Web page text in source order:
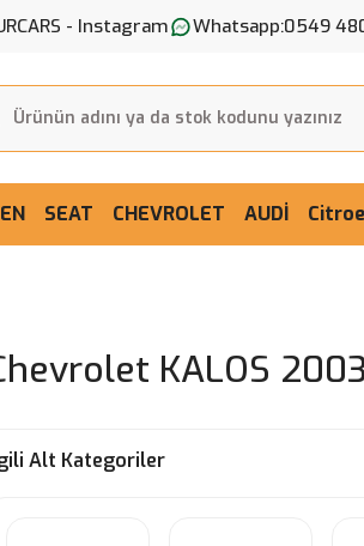
- Instagram Whatsapp:0549
SEAT CHEVROLET AUDİ
KALOS
Alt Kategoriler